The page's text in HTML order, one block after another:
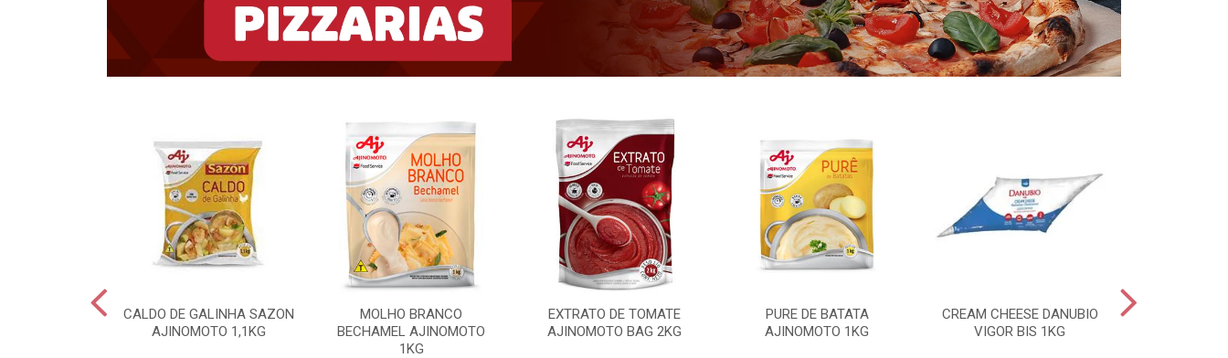
CALDO DE GALINHA SAZON
AJINOMOTO 1,1KG
MOLHO BRANCO
BECHAMEL AJINOMOTO
1KG
EXTRATO DE TOMATE
AJINOMOTO BAG 2KG
PURE DE BATATA
AJINOMOTO 1KG
CREAM CHEESE DANUBIO
VIGOR BIS 1KG